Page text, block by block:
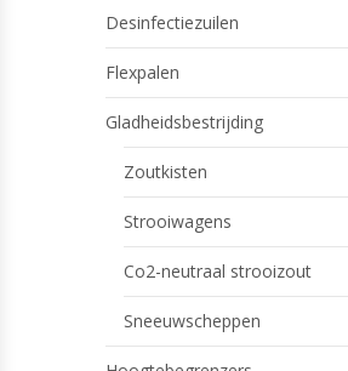
Desinfectiezuilen
Flexpalen
Gladheidsbestrijding
Zoutkisten
Strooiwagens
Co2-neutraal strooizout
Sneeuwscheppen